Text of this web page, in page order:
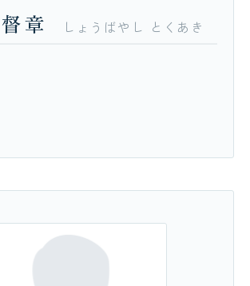
督章 しょうばやし とくあき